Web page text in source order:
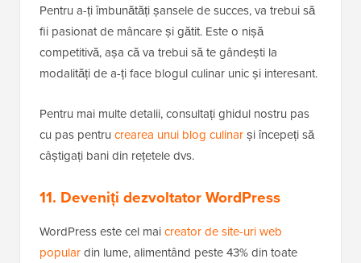
Pentru a-ți îmbunătăți șansele de succes, va trebui să
fii pasionat de mâncare și gătit. Este o nișă
competitivă, așa că va trebui să te gândești la
modalități de a-ți face blogul culinar unic și interesant.
Pentru mai multe detalii, consultați ghidul nostru pas
cu pas pentru crearea unui blog culinarși începeți să
câștigați bani din rețetele dvs.
11. Deveniți dezvoltator WordPress
WordPress este cel maicreator de site-uri web
populardin lume, alimentând peste 43% din toate